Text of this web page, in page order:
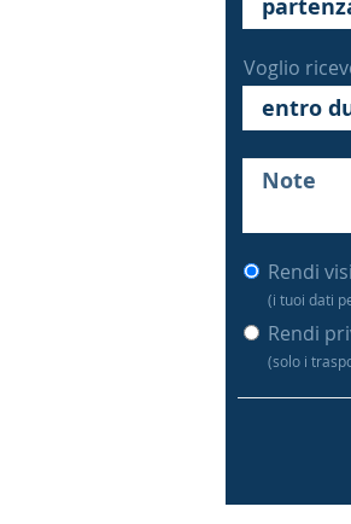
Voglio
Rendi
(i tuoi dati
Rendi
(solo i